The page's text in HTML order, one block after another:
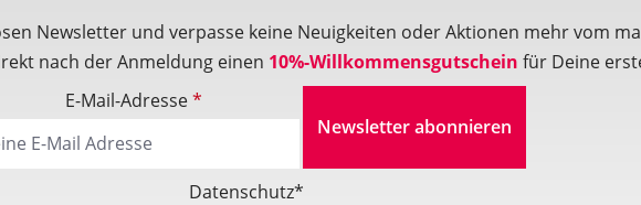
Newsletter und verpasse keine Neuigkeiten oder Aktionen mehr vom
nach der Anmeldung einen 10%-Willkommensgutschein für Deine
E-Mail-Adresse*
Newsletter abonnieren
Datenschutz*